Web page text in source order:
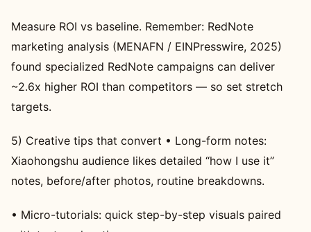
Measure ROI vs baseline. Remember: RedNote
marketing analysis (MENAFN / EINPresswire, 2025)
found specialized RedNote campaigns can deliver
~2.6x higher ROI than competitors — so set stretch
targets.
5) Creative tips that convert • Long-form notes:
Xiaohongshu audience likes detailed “how I use it”
notes, before/after photos, routine breakdowns.
• Micro-tutorials: quick step-by-step visuals paired